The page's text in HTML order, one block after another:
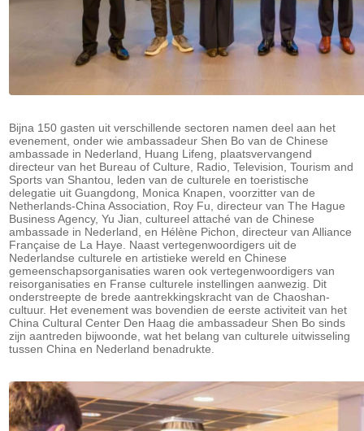
Bijna 150 gasten uit verschillende sectoren namen deel aan het
evenement, onder wie ambassadeur Shen Bo van de Chinese
ambassade in Nederland, Huang Lifeng, plaatsvervangend
directeur van het Bureau of Culture, Radio, Television, Tourism and
Sports van Shantou, leden van de culturele en toeristische
delegatie uit Guangdong, Monica Knapen, voorzitter van de
Netherlands-China Association, Roy Fu, directeur van The Hague
Business Agency, Yu Jian, cultureel attaché van de Chinese
ambassade in Nederland, en Hélène Pichon, directeur van Alliance
Française de La Haye. Naast vertegenwoordigers uit de
Nederlandse culturele en artistieke wereld en Chinese
gemeenschapsorganisaties waren ook vertegenwoordigers van
reisorganisaties en Franse culturele instellingen aanwezig. Dit
onderstreepte de brede aantrekkingskracht van de Chaoshan-
cultuur. Het evenement was bovendien de eerste activiteit van het
China Cultural Center Den Haag die ambassadeur Shen Bo sinds
zijn aantreden bijwoonde, wat het belang van culturele uitwisseling
tussen China en Nederland benadrukte.